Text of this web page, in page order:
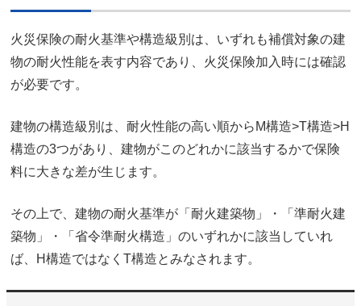
火災保険の耐火基準や構造級別は、いずれも補償対象の建
物の耐火性能を表す内容であり、火災保険加入時には確認
が必要です。
建物の構造級別は、耐火性能の高い順からM構造>T構造>H
構造の3つがあり、建物がこのどれかに該当するかで保険
料に大きな差が生じます。
その上で、建物の耐火基準が「耐火建築物」・「準耐火建
築物」・「省令準耐火構造」のいずれかに該当していれ
ば、H構造ではなくT構造とみなされます。